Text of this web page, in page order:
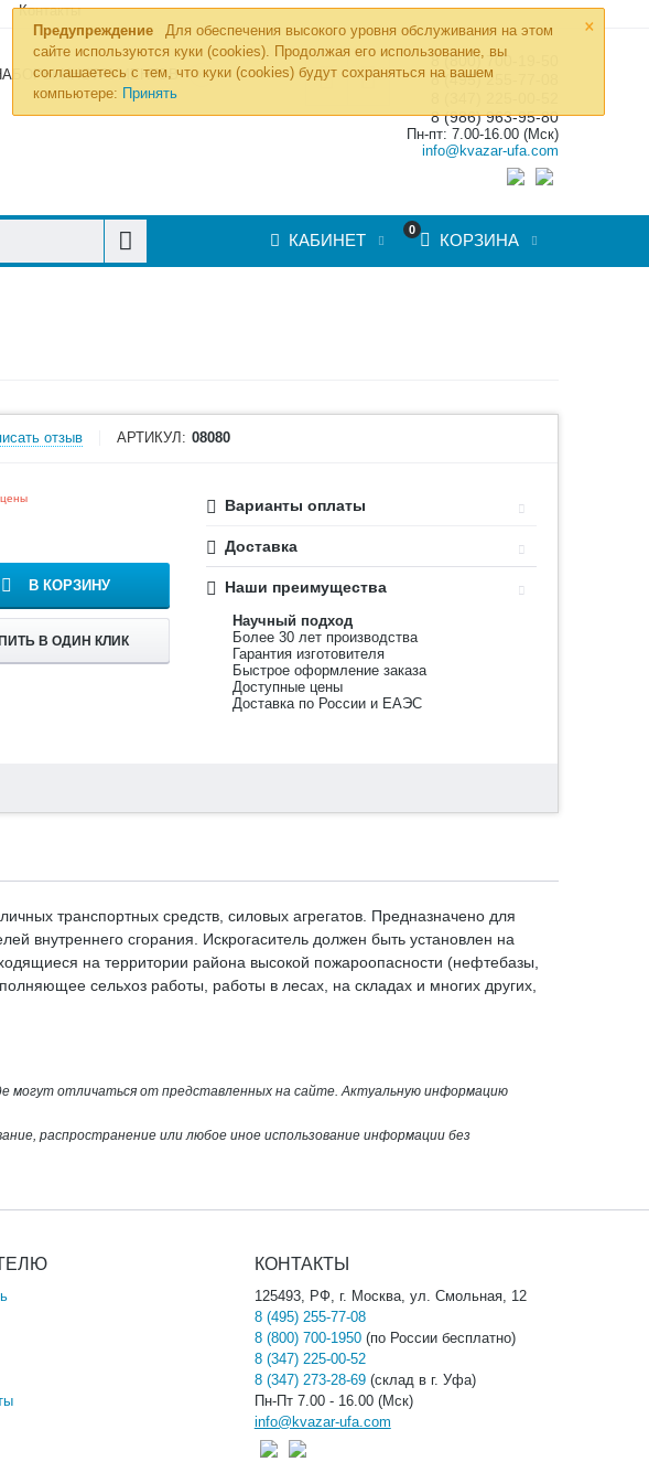
×
Предупреждение
Для обеспечения высокого уровня обслуживания на этом
сайте используются куки (cookies). Продолжая его использование, вы
соглашаетесь с тем, что куки (cookies) будут сохраняться на вашем
компьютере: Принять
Контакты
ИНСТРУМЕНТОВ »
8 (800) 700-19-50
8 (495) 255-77-08
8 (986) 963-95-80
Пн-пт: 7.00-16.00 (Мск)
info@kvazar-ufa.com
0
КОРЗИНА
КАБИНЕТ
отзыв АРТИКУЛ: 08080
цены
В КОРЗИНУ
В ОДИН КЛИК
Варианты оплаты
Доставка
Наши преимущества
Научный подход
Более 30 лет производства
Гарантия изготовителя
Быстрое оформление заказа
Доступные цены
Доставка по России и ЕАЭС
транспортных средств, силовых агрегатов. Предназначено для
внутреннего сгорания. Искрогаситель должен быть установлен на
на территории района высокой пожароопасности (нефтебазы,
сельхоз работы, работы в лесах, на складах и многих других,
могут отличаться от представленных на сайте. Актуальную информацию
распространение или любое иное использование информации без
КОНТАКТЫ
125493, РФ, г. Москва, ул. Смольная, 12
8 (495) 255-77-08
8 (800) 700-1950(по России бесплатно)
8 (347) 225-00-52
8 (347) 273-28-69(склад в г. Уфа)
Пн-Пт 7.00 - 16.00 (Мск)
info@kvazar-ufa.com